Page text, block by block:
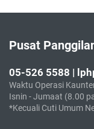
Pusat
05-526 5588 |
Waktu Operasi
Isnin - Jumaat (8.00
*Kecuali Cuti Umum